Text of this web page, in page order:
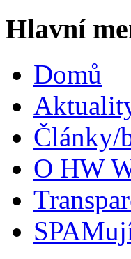
Hlavní
Domů
Články/
O HW